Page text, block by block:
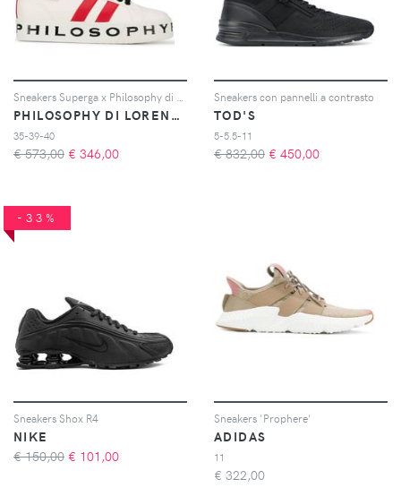
PHILOSOPHY DI LORENZO SERAFINI
35-39-40
€ 573,00 € 346,00
Sneakers con pannelli a contrasto
TOD'S
5-5.5-11
€ 832,00 € 450,00
-33%
Sneakers Shox R4
NIKE
€ 150,00 € 101,00
Sneakers 'Prophere'
ADIDAS
11
€ 322,00